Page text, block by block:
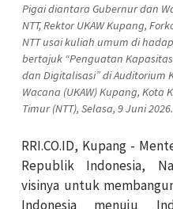
Pigai diantara Gubernur dan
NTT, Rektor UKAW Kupang,
NTT usai kuliah umum di
bertajuk “Penguatan Kapasitas
dan Digitalisasi” di Auditorium
Wacana (UKAW) Kupang, Kota
Timur (NTT), Selasa, 9 Juni
RRI.CO.ID, Kupang -
Republik Indonesia,
visinya untuk
Indonesia menuju